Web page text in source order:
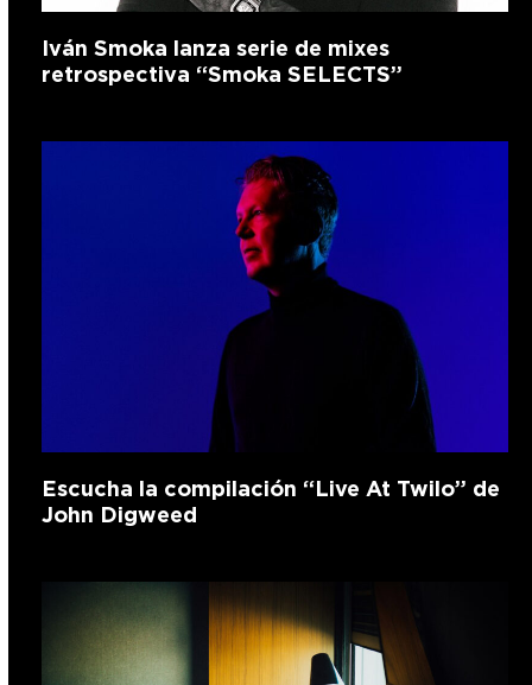
Iván Smoka lanza serie de mixes
retrospectiva “Smoka SELECTS”
Escucha la compilación “Live At Twilo” de
John Digweed